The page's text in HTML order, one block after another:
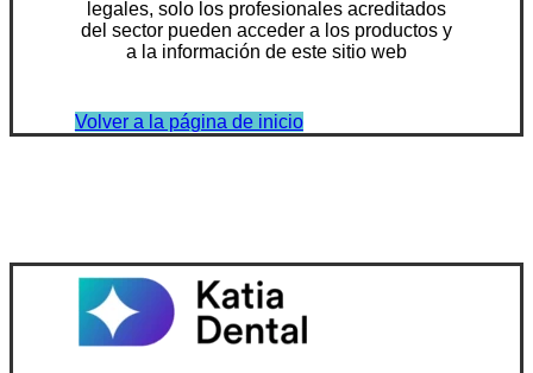
legales, solo los profesionales acreditados
del sector pueden acceder a los productos y
a la información de este sitio web
Volver a la página de inicio